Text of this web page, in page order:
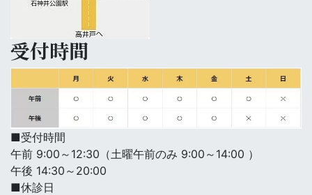
受付時間
■受付時間
午前 9:00～12:30（土曜午前のみ 9:00～14:00 ）
午後 14:30～20:00
■休診日